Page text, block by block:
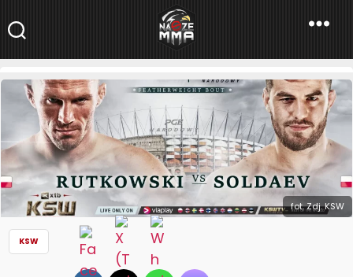
NaszeMMA
NaszeMMA.pl»Aktualności Polskie MMA»KSW»Droga do XTB
KSW Colosseum 2: Rutkowski i Soldaev
fot. Zdj. KSW
KSW